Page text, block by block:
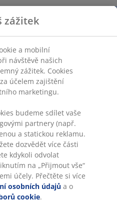
zážitek
a mobilní
návštěvě našich
zážitek. Cookies
účelem zajištění
marketingu.
budeme sdílet vaše
partnery (např.
a statickou reklamu.
dozvědět více části
kdykoli odvolat
na „Přijmout vše“
účely. Přečtěte si více
osobních údajů a o
cookie.